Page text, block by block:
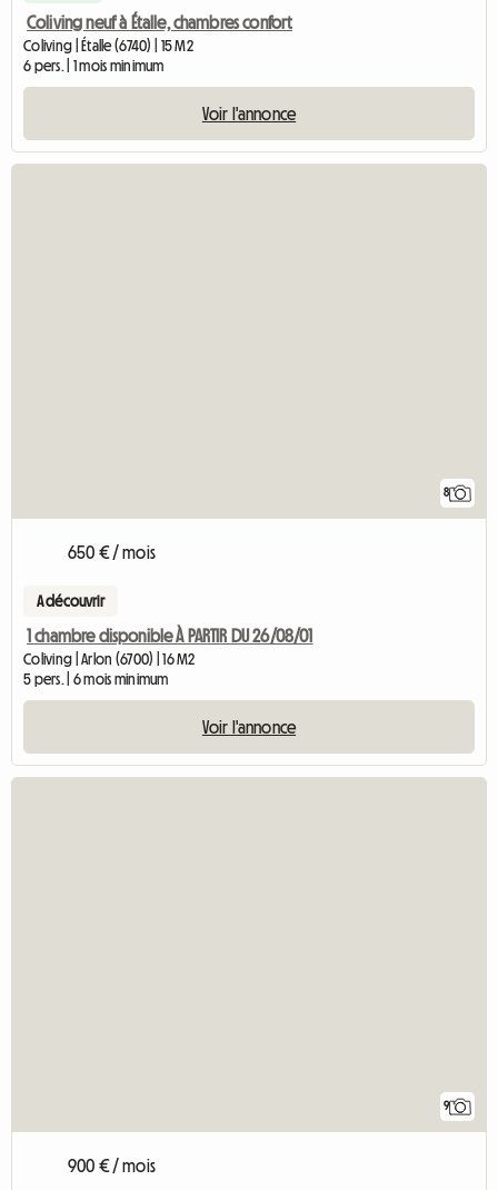
Coliving neuf à Étalle, chambres confort
Coliving | Étalle (6740) | 15 M2
6 pers. | 1 mois minimum
Voir l'annonce
8
650 € / mois
A découvrir
1 chambre disponible À PARTIR DU 26/08/01
Coliving | Arlon (6700) | 16 M2
5 pers. | 6 mois minimum
Voir l'annonce
9
900 € / mois